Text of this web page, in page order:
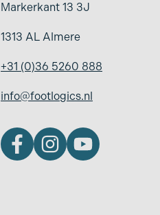
Markerkant 13 3J
1313 AL Almere
+31 (0)36 5260 888
info@footlogics.nl